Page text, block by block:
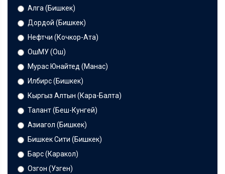
Алга (Бишкек)
Дордой (Бишкек)
Нефтчи (Кочкор-Ата)
ОшМУ (Ош)
Мурас Юнайтед (Манас)
Илбирс (Бишкек)
Кыргыз Алтын (Кара-Балта)
Талант (Беш-Кунгей)
Азиагол (Бишкек)
Бишкек Сити (Бишкек)
Барс (Каракол)
Озгон (Узген)